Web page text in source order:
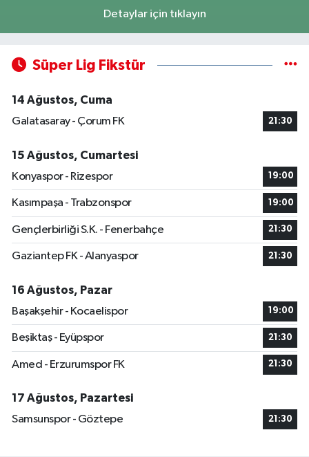
Detaylar için tıklayın
Süper Lig Fikstür
14 Ağustos, Cuma
Galatasaray - Çorum FK
21:30
15 Ağustos, Cumartesi
Konyaspor - Rizespor
19:00
Kasımpaşa - Trabzonspor 19:00
Gençlerbirliği S.K. - Fenerbahçe 21:30
Gaziantep FK - Alanyaspor 21:30
16 Ağustos, Pazar
Başakşehir - Kocaelispor
19:00
Beşiktaş - Eyüpspor 21:30
Amed - Erzurumspor FK 21:30
17 Ağustos, Pazartesi
Samsunspor - Göztepe
21:30